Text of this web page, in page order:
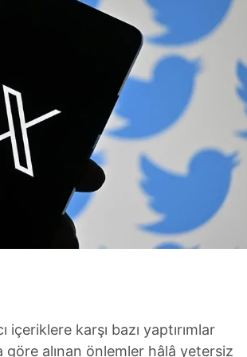
ilgili bilgi almak için lütfen
tıklayınız
içeriklere karşı bazı yaptırımlar
alınan önlemler hâlâ yetersiz